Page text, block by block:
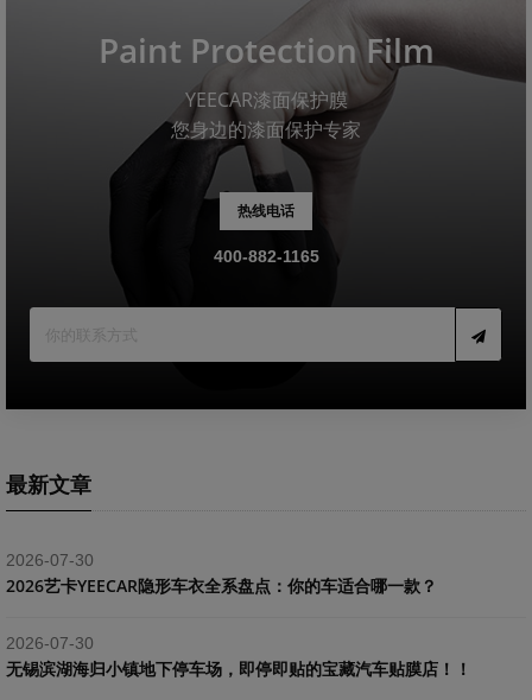
Paint Protection Film
YEECAR漆面保护膜
您身边的漆面保护专家
热线电话
400-882-1165
最新文章
2026-07-30
2026艺卡YEECAR隐形车衣全系盘点：你的车适合哪一款？
2026-07-30
​无锡滨湖海归小镇地下停车场，即停即贴的宝藏汽车贴膜店！！